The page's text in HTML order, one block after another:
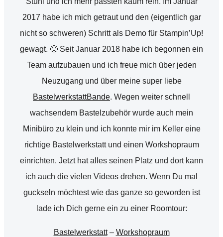
2017 habe ich mich getraut und den (eigentlich gar
nicht so schweren) Schritt als Demo für Stampin’Up!
gewagt. 🙂 Seit Januar 2018 habe ich begonnen ein
Team aufzubauen und ich freue mich über jeden
Neuzugang und über meine super liebe
BastelwerkstattBande. Wegen weiter schnell
wachsendem Bastelzubehör wurde auch mein
Minibüro zu klein und ich konnte mir im Keller eine
richtige Bastelwerkstatt und einen Workshopraum
einrichten. Jetzt hat alles seinen Platz und dort kann
ich auch die vielen Videos drehen. Wenn Du mal
guckseln möchtest wie das ganze so geworden ist
lade ich Dich gerne ein zu einer Roomtour:
Bastelwerkstatt– Workshopraum